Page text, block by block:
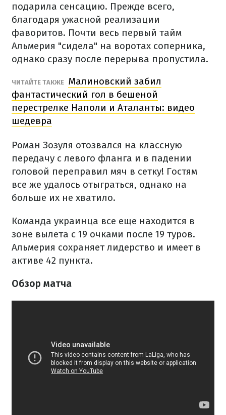
подарила сенсацию. Прежде всего,
благодаря ужасной реализации
фаворитов. Почти весь первый тайм
Альмерия "сидела" на воротах соперника,
однако сразу после перерыва пропустила.
ЧИТАЙТЕ ТАКЖЕ Малиновский забил
фантастический гол в бешеной
перестрелке Наполи и Аталанты: видео
шедевра
Роман Зозуля отозвался на классную
передачу с левого фланга и в падении
головой переправил мяч в сетку! Гостям
все же удалось отыграться, однако на
больше их не хватило.
Команда украинца все еще находится в
зоне вылета с 19 очками после 19 туров.
Альмерия сохраняет лидерство и имеет в
активе 42 пункта.
Обзор матча